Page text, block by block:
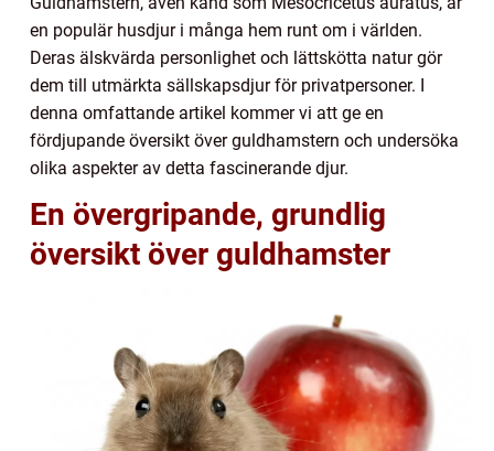
en populär husdjur i många hem runt om i världen.
Deras älskvärda personlighet och lättskötta natur gör
dem till utmärkta sällskapsdjur för privatpersoner. I
denna omfattande artikel kommer vi att ge en
fördjupande översikt över guldhamstern och undersöka
olika aspekter av detta fascinerande djur.
En övergripande, grundlig
översikt över guldhamster